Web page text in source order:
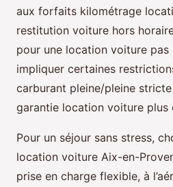
aux forfaits kilométrage
restitution voiture hors
pour une location voiture pas
impliquer certaines
carburant pleine/pleine
garantie location voiture plus
Pour un séjour sans stress,
location voiture Aix-en-
prise en charge flexible, à